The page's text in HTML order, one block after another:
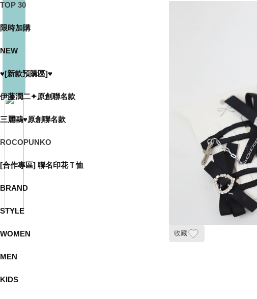
TOP 30
限時加購
NEW
♥[新款預購區]♥
伊藤潤二✦原創聯名款
三麗鷗♥原創聯名款
ROCOPUNKO
[合作專區] 聯名印花Ｔ恤
BRAND
STYLE
WOMEN
MEN
KIDS
收藏